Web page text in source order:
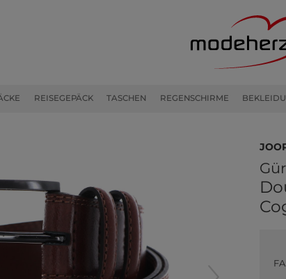
REISEGEPÄCK TASCHEN REGENSCHIRME